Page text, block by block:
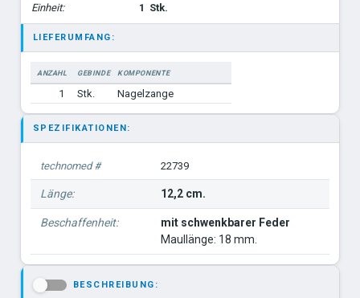
Einheit: 1 Stk.
LIEFERUMFANG:
ANZAHL GEBINDE
KOMPONENTE
1
Stk. Nagelzange
SPEZIFIKATIONEN:
technomed # 22739
Länge: 12,2 cm.
Beschaffenheit:
mit schwenkbarer Feder
Maullänge: 18 mm.
BESCHREIBUNG: